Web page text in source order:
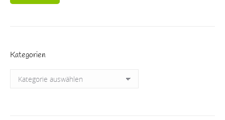
Kategorien
Kategorien